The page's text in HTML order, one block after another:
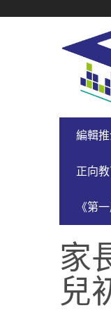
編輯
正向
《第
家
兒